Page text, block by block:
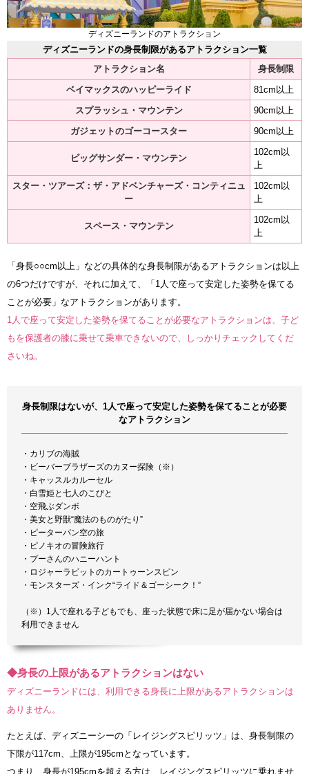
ディズニーランドのアトラクション
ディズニーランドの身長制限があるアトラクション一覧
アトラクション名
身長制限
ベイマックスのハッピーライド
81cm以上
スプラッシュ・マウンテン
90cm以上
ガジェットのゴーコースター
90cm以上
ビッグサンダー・マウンテン
102cm以
上
スター・ツアーズ：ザ・アドベンチャーズ・コンティニュ
ー
102cm以
上
スペース・マウンテン
102cm以
上
「身長○○cm以上」などの具体的な身長制限があるアトラクションは以上
の6つだけですが、それに加えて、「1人で座って安定した姿勢を保てる
ことが必要」なアトラクションがあります。
1人で座って安定した姿勢を保てることが必要なアトラクションは、子ど
もを保護者の膝に乗せて乗車できないので、しっかりチェックしてくだ
さいね。
身長制限はないが、1人で座って安定した姿勢を保てることが必要
なアトラクション
・カリブの海賊
・ビーバーブラザーズのカヌー探険（※）
・キャッスルカルーセル
・白雪姫と七人のこびと
・空飛ぶダンボ
・美女と野獣“魔法のものがたり”
・ピーターパン空の旅
・ピノキオの冒険旅行
・プーさんのハニーハント
・ロジャーラビットのカートゥーンスピン
・モンスターズ・インク“ライド＆ゴーシーク！”
（※）1人で座れる子どもでも、座った状態で床に足が届かない場合は
利用できません
◆身長の上限があるアトラクションはない
ディズニーランドには、利用できる身長に上限があるアトラクションは
ありません。
たとえば、ディズニーシーの「レイジングスピリッツ」は、身長制限の
下限が117cm、上限が195cmとなっています。
つまり、身長が195cmを超える方は、レイジングスピリッツに乗れませ